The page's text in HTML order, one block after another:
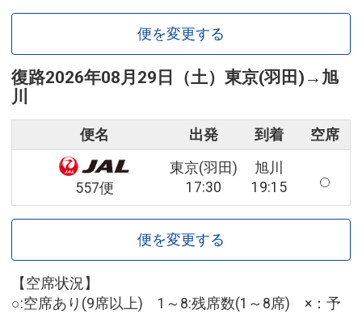
便を変更する
復路2026年08月29日（土） 東京(羽田) → 旭
川
便名 出発 到着 空席
557便
東京(羽田)
17:30
旭川
19:15
便を変更する
【空席状況】
○:空席あり(9席以上) 1～8:残席数(1～8席) ×：予